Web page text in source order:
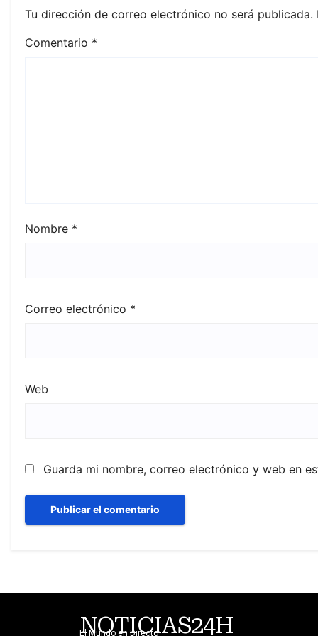
Tu dirección de correo electrónico no será publicada.
Comentario *
Nombre *
Correo electrónico *
Web
Guarda mi nombre, correo electrónico y web en
NOTICIAS24H
El Mundo en Directo